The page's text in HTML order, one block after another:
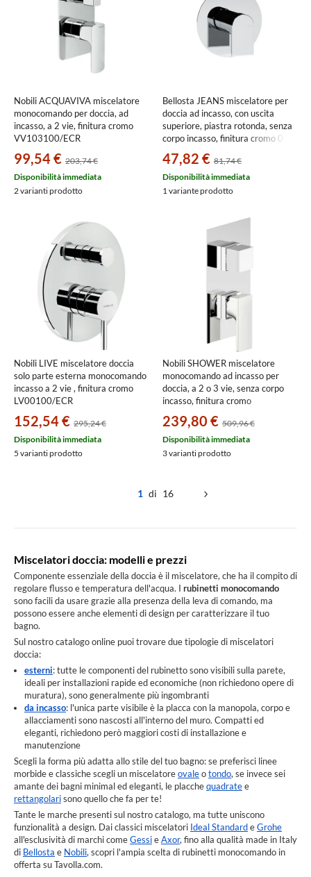
Nobili ACQUAVIVA miscelatore
monocomando per doccia, ad
incasso, a 2 vie, finitura cromo
VV103100/ECR
99,54 € 203,74 €
Disponibilità immediata
2 varianti prodotto
Bellosta JEANS miscelatore per
doccia ad incasso, con uscita
superiore, piastra rotonda, senza
corpo incasso, finitura cromo 01-
47,82 € 81,74 €
Disponibilità immediata
1 variante prodotto
Nobili LIVE miscelatore doccia
solo parte esterna monocomando
incasso a 2 vie , finitura cromo
LV00100/ECR
152,54 € 295,24 €
Disponibilità immediata
5 varianti prodotto
Nobili SHOWER miscelatore
monocomando ad incasso per
doccia, a 2 o 3 vie, senza corpo
incasso, finitura cromo
239,80 € 509,96 €
Disponibilità immediata
3 varianti prodotto
1 di 16
Miscelatori doccia: modelli e prezzi
Componente essenziale della doccia è il miscelatore, che ha il compito di
regolare flusso e temperatura dell'acqua. I rubinetti monocomando
sono facili da usare grazie alla presenza della leva di comando, ma
possono essere anche elementi di design per caratterizzare il tuo
bagno.
Sul nostro catalogo online puoi trovare due tipologie di miscelatori
doccia:
esterni: tutte le componenti del rubinetto sono visibili sulla parete,
ideali per installazioni rapide ed economiche (non richiedono opere di
muratura), sono generalmente più ingombranti
da incasso: l'unica parte visibile è la placca con la manopola, corpo e
allacciamenti sono nascosti all'interno del muro. Compatti ed
eleganti, richiedono però maggiori costi di installazione e
manutenzione
Scegli la forma più adatta allo stile del tuo bagno: se preferisci linee
morbide e classiche scegli un miscelatoreovaleotondo, se invece sei
amante dei bagni minimal ed eleganti, le placchequadratee
rettangolarisono quello che fa per te!
Tante le marche presenti sul nostro catalogo, ma tutte uniscono
funzionalità a design. Dai classici miscelatori Ideal StandardeGrohe
all'esclusività di marchi comeGessieAxor, fino alla qualità made in Italy
di Bellosta e Nobili, scopri l'ampia scelta di rubinetti monocomando in
offerta su Tavolla.com.